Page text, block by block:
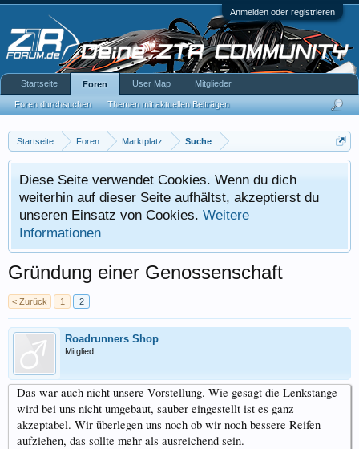
Anmelden oder registrieren
Startseite Foren Marktplatz Suche
Diese Seite verwendet Cookies. Wenn du dich
weiterhin auf dieser Seite aufhältst, akzeptierst du
unseren Einsatz von Cookies. Weitere
Informationen
Gründung einer Genossenschaft
< Zurück 1 2
Roadrunners Shop
Mitglied
Das war auch nicht unsere Vorstellung. Wie gesagt die Lenkstange
wird bei uns nicht umgebaut, sauber eingestellt ist es ganz
akzeptabel. Wir überlegen uns noch ob wir noch bessere Reifen
aufziehen, das sollte mehr als ausreichend sein.
Startseite Foren
Foren durchsuchen Themen mit aktuellen Beiträgen
User Map Mitglieder